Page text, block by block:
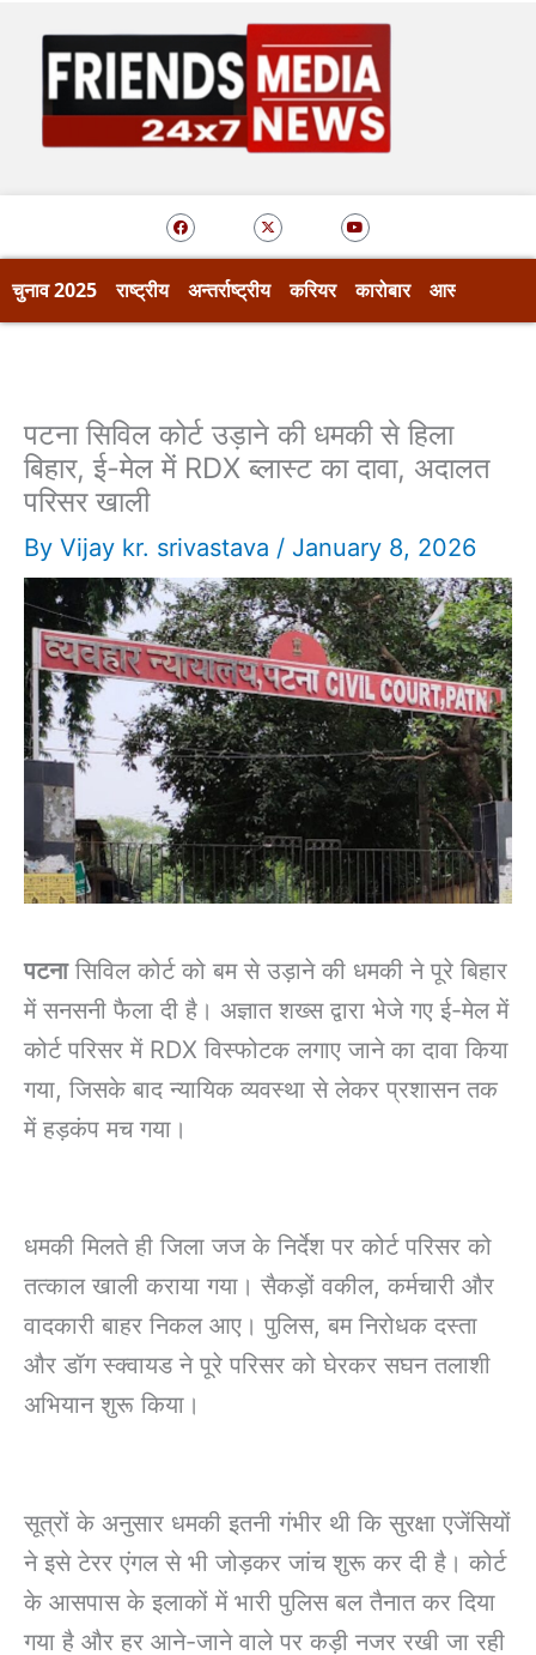
content
F
a
c
e
X
-
t
w
t
t
r
Y
o
u
t
b
e
चुनाव 2025 राष्ट्रीय अन्तर्राष्ट्रीय करियर कारोबार आस्था
पटना सिविल कोर्ट उड़ाने की धमकी से हिला
बिहार, ई-मेल में RDX ब्लास्ट का दावा, अदालत
परिसर खाली
By Vijay kr. srivastava / January 8, 2026
पटनासिविल कोर्ट को बम से उड़ाने की धमकी ने पूरे बिहार
में सनसनी फैला दी है। अज्ञात शख्स द्वारा भेजे गए ई-मेल में
कोर्ट परिसर में RDX विस्फोटक लगाए जाने का दावा किया
गया, जिसके बाद न्यायिक व्यवस्था से लेकर प्रशासन तक
में हड़कंप मच गया।
धमकी मिलते ही जिला जज के निर्देश पर कोर्ट परिसर को
तत्काल खाली कराया गया। सैकड़ों वकील, कर्मचारी और
वादकारी बाहर निकल आए। पुलिस, बम निरोधक दस्ता
और डॉग स्क्वायड ने पूरे परिसर को घेरकर सघन तलाशी
अभियान शुरू किया।
सूत्रों के अनुसार धमकी इतनी गंभीर थी कि सुरक्षा एजेंसियों
ने इसे टेरर एंगल से भी जोड़कर जांच शुरू कर दी है। कोर्ट
के आसपास के इलाकों में भारी पुलिस बल तैनात कर दिया
गया है और हर आने-जाने वाले पर कड़ी नजर रखी जा रही